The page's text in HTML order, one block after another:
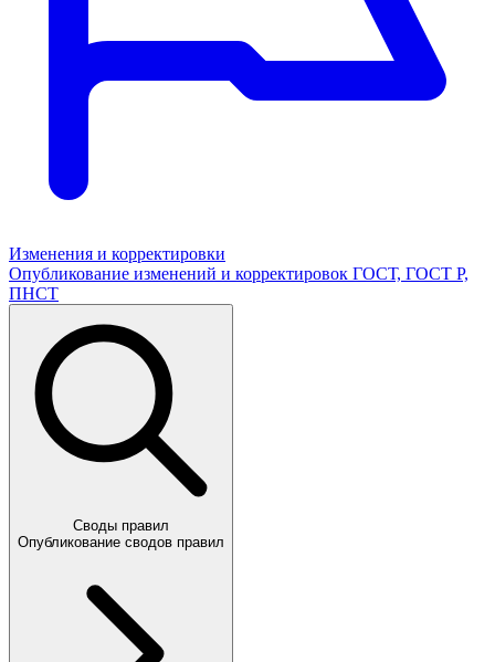
Изменения и корректировки
Опубликование изменений и корректировок ГОСТ, ГОСТ Р,
ПНСТ
Своды правил
Опубликование сводов правил